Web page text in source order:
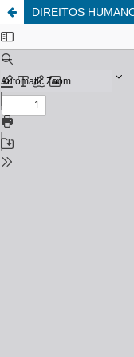
DIREITOS